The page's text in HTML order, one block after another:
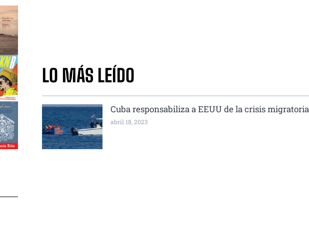
LO MÁS LEÍDO
Cuba responsabiliza a EEUU de la crisis migratoria
abril 18, 2023